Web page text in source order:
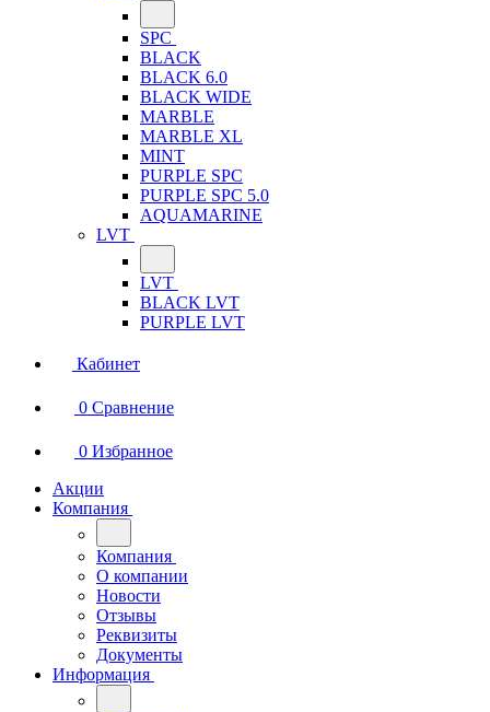
SPC
BLACK
BLACK 6.0
BLACK WIDE
MARBLE
MARBLE XL
MINT
PURPLE SPC
PURPLE SPC 5.0
AQUAMARINE
LVT
LVT
BLACK LVT
PURPLE LVT
Кабинет
0 Сравнение
0 Избранное
Акции
Компания
Компания
О компании
Новости
Отзывы
Реквизиты
Документы
Информация